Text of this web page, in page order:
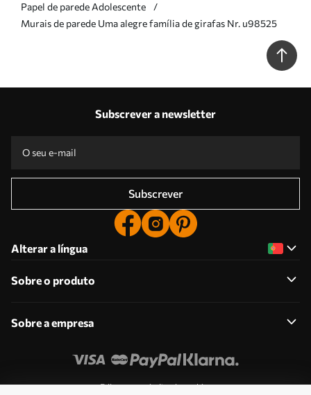
Papel de parede Adolescente
Murais de parede Uma alegre família de girafas Nr. u98525
Subscrever a newsletter
Subscrever
Alterar a língua
Sobre o produto
Sobre a empresa
Edite as permissões de cookies